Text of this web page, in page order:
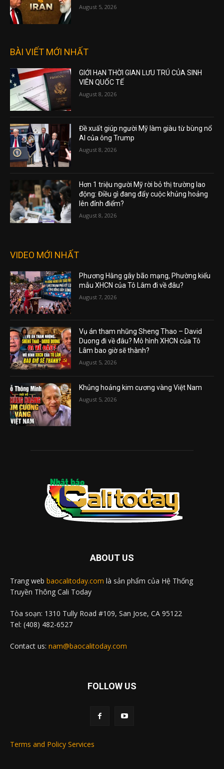
August 5, 2026
BÀI VIẾT MỚI NHẤT
GIỚI HẠN THỜI GIAN LƯU TRÚ CỦA SINH
VIÊN QUỐC TẾ
August 8, 2026
Đề xuất giúp người Mỹ làm giàu từ bùng nổ
AI của ông Trump
August 8, 2026
Hơn 1 triệu người Mỹ rời bỏ thị trường lao
động: Điều gì đang đẩy cuộc khủng hoảng
lên đỉnh điểm?
August 8, 2026
VIDEO MỚI NHẤT
Phương Hằng gây bão mạng, Phường kiểu
mẫu XHCN của Tô Lâm đi về đâu?
August 7, 2026
Vụ án tham nhũng Sheng Thao – David
Duong đi về đâu? Mô hình XHCN của Tô
Lâm bao giờ sẽ thành?
August 5, 2026
Khủng hoảng kim cương vàng Việt Nam
August 5, 2026
ABOUT US
Trang web baocalitoday.com là sản phẩm của Hệ Thống
Truyền Thông Cali Today
Tòa soạn: 1310 Tully Road #109, San Jose, CA 95122
Tel: (408) 482-6527
Contact us: nam@baocalitoday.com
FOLLOW US
Terms and Policy Services